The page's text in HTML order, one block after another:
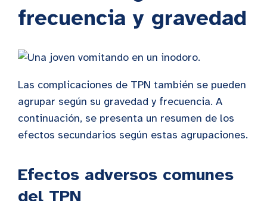
frecuencia y gravedad
Las complicaciones de TPN también se pueden
agrupar según su gravedad y frecuencia. A
continuación, se presenta un resumen de los
efectos secundarios según estas agrupaciones.
Efectos adversos comunes
del TPN